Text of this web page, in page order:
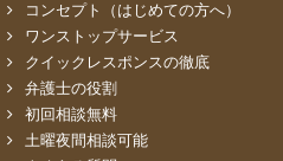
コンセプト（はじめての方へ）
ワンストップサービス
クイックレスポンスの徹底
弁護士の役割
初回相談無料
土曜夜間相談可能